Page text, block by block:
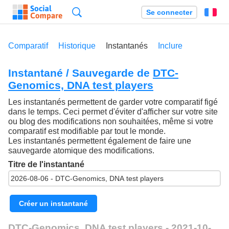
Se connecter
Comparatif Historique Instantanés Inclure
Instantané / Sauvegarde de DTC-
Genomics, DNA test players
Les instantanés permettent de garder votre comparatif figé
dans le temps. Ceci permet d'éviter d'afficher sur votre site
ou blog des modifications non souhaitées, même si votre
comparatif est modifiable par tout le monde.
Les instantanés permettent également de faire une
sauvegarde atomique des modifications.
Titre de l'instantané
Créer un instantané